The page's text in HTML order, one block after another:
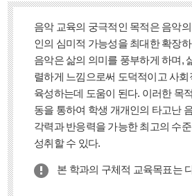
음악 교육의 궁극적인 목적은 음악
인의 심미적 가능성을 최대한 확장
음악은 삶의 의미를 풍부하게 하며,
렬하게 느낌으로써 도덕적이고 사
육성하는데 도움이 된다. 이러한 목
동을 통하여 학생 개개인의 타고난
각력과 반응력을 가능한 최고의 수
성취할 수 있다.
본 학과의 구체적 교육목표는